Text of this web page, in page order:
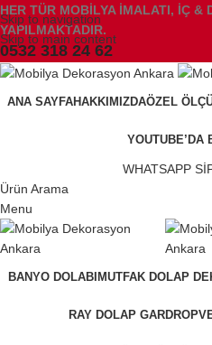
Skip to navigation
Skip to main content
HER TÜR MOBİLYA İMALATI, İÇ &
YAPILMAKTADIR.
0532 318 24 62
ANA SAYFAHAKKIMIZDAÖZEL
YOUTUBE’DA
WHATSAPP
Ürün Arama
Menu
BANYO DOLABI MUTFAK DOLAP
RAY DOLAP GARDROP